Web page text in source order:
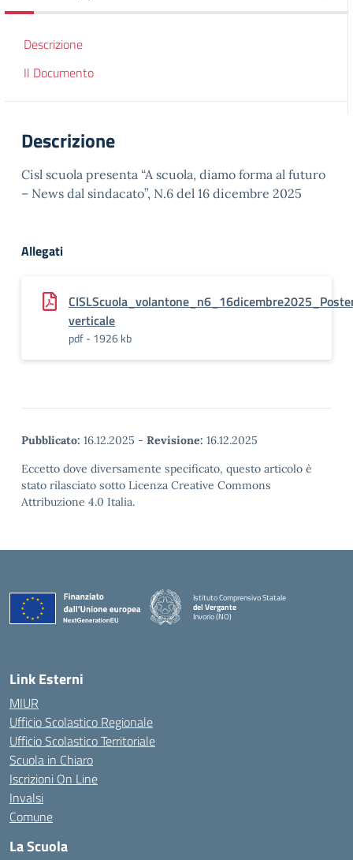
Descrizione
Il Documento
Descrizione
Cisl scuola presenta “A scuola, diamo forma al futuro
– News dal sindacato”, N.6 del 16 dicembre 2025
Allegati
verticale
pdf - 1926 kb
Pubblicato: 16.12.2025 - Revisione: 16.12.2025
Eccetto dove diversamente specificato, questo articolo è
stato rilasciato sotto Licenza Creative Commons
Attribuzione 4.0 Italia.
Istituto Comprensivo Statale
del Vergante
Invorio (NO)
Link Esterni
MIUR
Ufficio Scolastico Regionale
Ufficio Scolastico Territoriale
Scuola in Chiaro
Iscrizioni On Line
Invalsi
Comune
La Scuola